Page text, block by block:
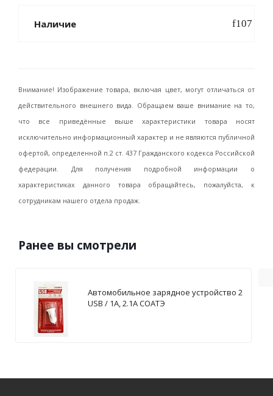
Наличие
Внимание! Изображение товара, включая цвет, могут отличаться от
действительного внешнего вида. Обращаем ваше внимание на то,
что все приведённые выше характеристики товара носят
исключительно информационный характер и не являются публичной
офертой, определенной п.2 ст. 437 Гражданского кодекса Российской
федерации. Для получения подробной информации о
характеристиках данного товара обращайтесь, пожалуйста, к
сотрудникам нашего отдела продаж.
Ранее вы смотрели
Автомобильное зарядное устройство 2
USB / 1А, 2.1А СОАТЭ